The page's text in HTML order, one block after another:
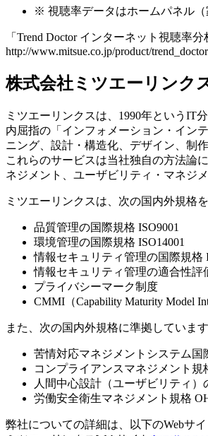
※ 視聴率データはホームパネル
「Trend Doctor インターネット視聴率
http://www.mitsue.co.jp/product/
株式会社ミツエーリンク
ミツエーリンクスは、1990年というIT
内屈指の「インフォメーション・イン
ニング、設計・構造化、デザイン、制
これらのサービスは当社独自の方法論
ネジメント、ユーザビリティ・マネジ
ミツエーリンクスは、次の国内外規格
品質管理の国際規格 ISO9001
環境管理の国際規格 ISO14001
情報セキュリティ管理の国際規格
情報セキュリティ管理の適合性評
プライバシーマーク制度
CMMI（Capability Maturity Model
また、次の国内外規格に準拠しています
苦情対応マネジメントシステム国
コンプライアンスマネジメント規
人間中心設計（ユーザビリティ）
労働安全衛生マネジメント規格
弊社についての詳細は、以下のWebサ